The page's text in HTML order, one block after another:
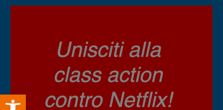
Open toolbar